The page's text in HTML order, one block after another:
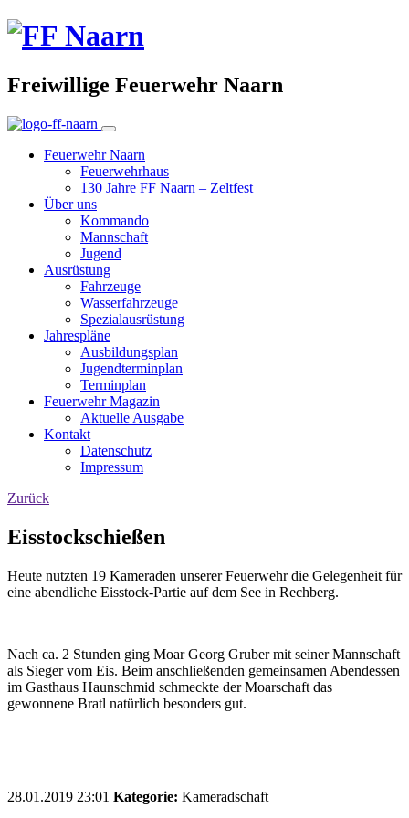
Freiwillige Feuerwehr Naarn
Feuerwehr Naarn
Feuerwehrhaus
130 Jahre FF Naarn – Zeltfest
Über uns
Kommando
Mannschaft
Jugend
Ausrüstung
Fahrzeuge
Wasserfahrzeuge
Spezialausrüstung
Jahrespläne
Ausbildungsplan
Jugendterminplan
Terminplan
Feuerwehr Magazin
Aktuelle Ausgabe
Kontakt
Datenschutz
Impressum
Zurück
Eisstockschießen
Heute nutzten 19 Kameraden unserer Feuerwehr die Gelegenheit für
eine abendliche Eisstock-Partie auf dem See in Rechberg.
Nach ca. 2 Stunden ging Moar Georg Gruber mit seiner Mannschaft
als Sieger vom Eis. Beim anschließenden gemeinsamen Abendessen
im Gasthaus Haunschmid schmeckte der Moarschaft das
gewonnene Bratl natürlich besonders gut.
28.01.2019 23:01 Kategorie: Kameradschaft